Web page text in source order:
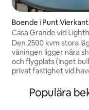
Boende i Punt Vierkant
Casa Grande vid
paradis vid havet
Den 2500 kvm stora
våningen ligger nära
och flygplats (inget
privat fastighet vid
att ha en vacker
uteplats med utsikt
Populära